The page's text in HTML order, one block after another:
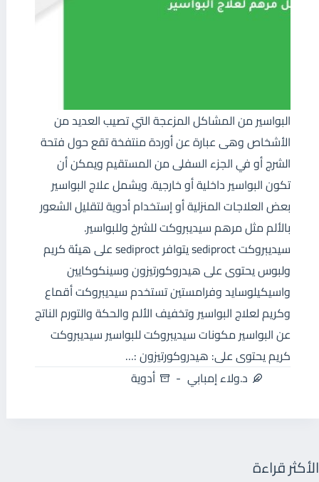
البواسير من المشاكل المزعجة التي تصيب العديد من
الأشخاص وهى عبارة عن أوردة منتفخة تقع حول فتحة
الشرج أو في الجزء السفلى من المستقيم ويمكن أن
تكون البواسير داخلية أو خارجية. ويشمل علاج البواسير
بعض العلاجات المنزلية أو إستخدام أدوية لتقليل الشعور
بالألم مثل مرهم سيديبروكت للشرخ وللبواسير.
سيديبروكت sediproct يتوافر sediproct على هيئة كريم
ولبوس يحتوى على هيدروكورتيزون وسينكوكايين
واسيكيلوسايد وفرامستين تستخدم سيديبروكت أقماع
وكريم لعلاج البواسير وتخفيف الألم والحكة والتورم الناتج
عن البواسير مكونات سيديبروكت للبواسير سيديبروكت
كريم يحتوى على: هيدروكورتيزون :…
د.ولاء إمبابي
أدوية
الأكثر قراءة